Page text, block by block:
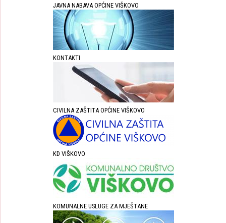
JAVNA NABAVA OPĆINE VIŠKOVO
KONTAKTI
CIVILNA ZAŠTITA OPĆINE VIŠKOVO
KD VIŠKOVO
KOMUNALNE USLUGE ZA MJEŠTANE